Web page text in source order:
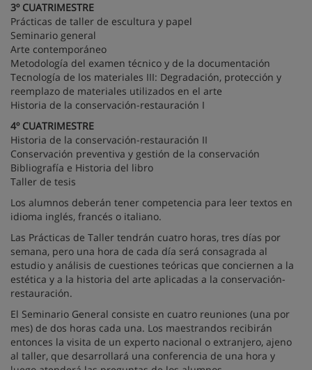
3º CUATRIMESTRE
Prácticas de taller de escultura y papel
Seminario general
Arte contemporáneo
Metodología del examen técnico y de la documentación
Tecnología de los materiales III: Degradación, protección y
reemplazo de materiales utilizados en el arte
Historia de la conservación-restauración I
4º CUATRIMESTRE
Historia de la conservación-restauración II
Conservación preventiva y gestión de la conservación
Bibliografía e Historia del libro
Taller de tesis
Los alumnos deberán tener competencia para leer textos en
idioma inglés, francés o italiano.
Las Prácticas de Taller tendrán cuatro horas, tres días por
semana, pero una hora de cada día será consagrada al
estudio y análisis de cuestiones teóricas que conciernen a la
estética y a la historia del arte aplicadas a la conservación-
restauración.
El Seminario General consiste en cuatro reuniones (una por
mes) de dos horas cada una. Los maestrandos recibirán
entonces la visita de un experto nacional o extranjero, ajeno
al taller, que desarrollará una conferencia de una hora y